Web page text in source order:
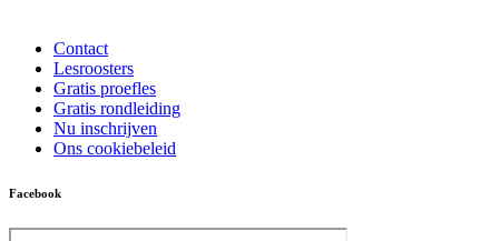
Contact
Lesroosters
Gratis proefles
Gratis rondleiding
Nu inschrijven
Ons cookiebeleid
Facebook